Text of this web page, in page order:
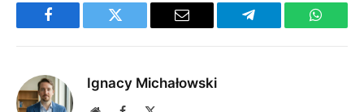
Facebook Twitter Email Telegram
Ignacy Michałowski